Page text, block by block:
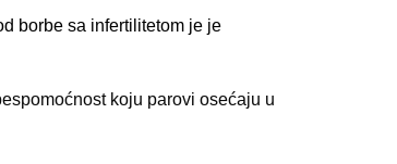
borbe sa infertilitetom je je
koju parovi osećaju u